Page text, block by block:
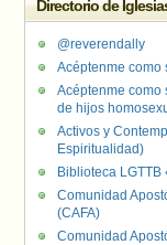
Directorio de
@reverendally
Acéptenme como
Acéptenme como
de hijos
Activos y
Espiritualidad)
Biblioteca
Comunidad
(CAFA)
Comunidad